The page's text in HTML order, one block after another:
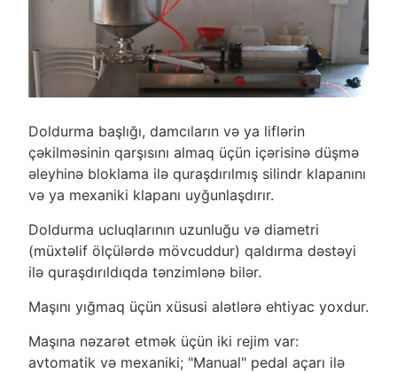
Doldurma başlığı, damcıların və ya liflərin
çəkilməsinin qarşısını almaq üçün içərisinə düşmə
əleyhinə bloklama ilə quraşdırılmış silindr klapanını
və ya mexaniki klapanı uyğunlaşdırır.
Doldurma ucluqlarının uzunluğu və diametri
(müxtəlif ölçülərdə mövcuddur) qaldırma dəstəyi
ilə quraşdırıldıqda tənzimlənə bilər.
Maşını yığmaq üçün xüsusi alətlərə ehtiyac yoxdur.
Maşına nəzarət etmək üçün iki rejim var:
avtomatik və mexaniki; "Manual" pedal açarı ilə